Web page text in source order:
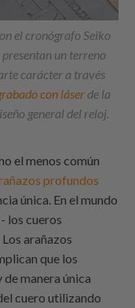
el cronógrafo Seiko
un terreno
carácter a través
con láser de la
general del reloj.
el menos común
profundos
única. En el mundo
los cueros
arañazos
que los
manera única
cuero utilizando